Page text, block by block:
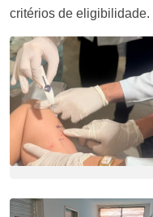
critérios de eligibilidade.